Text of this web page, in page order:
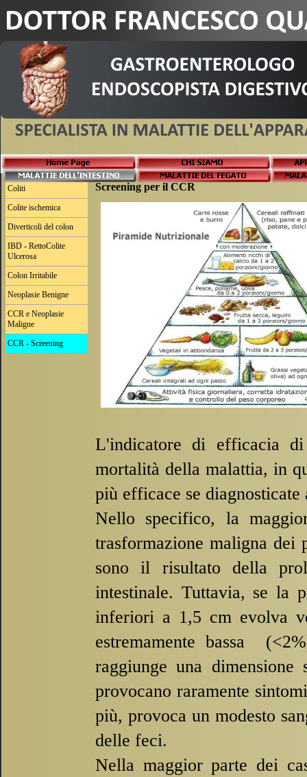
Coliti
Colite ischemica
Diverticoli del colon
IBD - RettoColite
Ulcerosa
Colon Irritabile
Neoplasie Benigne
CCR e Neoplasie
Maligne
CCR - Screening
Screening per il CCR
L'indicatore di efficacia
mortalità della malattia, in
più efficace se
Nello specifico, la
trasformazione maligna dei
sono il risultato della
intestinale. Tuttavia, se la
inferiori a 1,5 cm evolva
estremamente bassa
raggiunge una
provocano raramente
più, provoca un modesto
delle feci.
Nella maggior parte dei